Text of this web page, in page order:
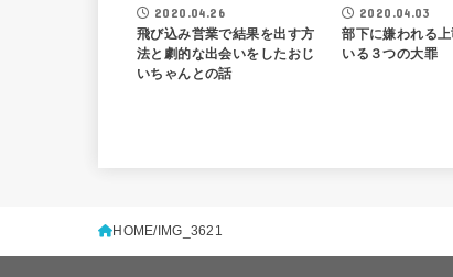
2020.04.26
飛び込み営業で結果を出す方
法と劇的な出会いをしたおじ
いちゃんとの話
2020.04.03
部下に嫌われる
いる３つの大罪
HOME IMG_3621